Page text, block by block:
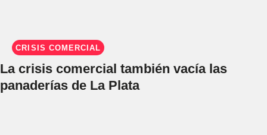
CRISIS COMERCIAL
La crisis comercial también vacía las
panaderías de La Plata